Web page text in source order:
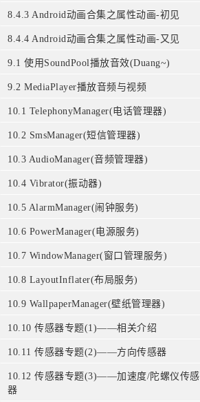
8.4.3 Android动画合集之属性动画-初见
8.4.4 Android动画合集之属性动画-又见
9.1 使用SoundPool播放音效(Duang~)
9.2 MediaPlayer播放音频与视频
10.1 TelephonyManager(电话管理器)
10.2 SmsManager(短信管理器)
10.3 AudioManager(音频管理器)
10.4 Vibrator(振动器)
10.5 AlarmManager(闹钟服务)
10.6 PowerManager(电源服务)
10.7 WindowManager(窗口管理服务)
10.8 LayoutInflater(布局服务)
10.9 WallpaperManager(壁纸管理器)
10.10 传感器专题(1)——相关介绍
10.11 传感器专题(2)——方向传感器
10.12 传感器专题(3)——加速度/陀螺仪传感
器